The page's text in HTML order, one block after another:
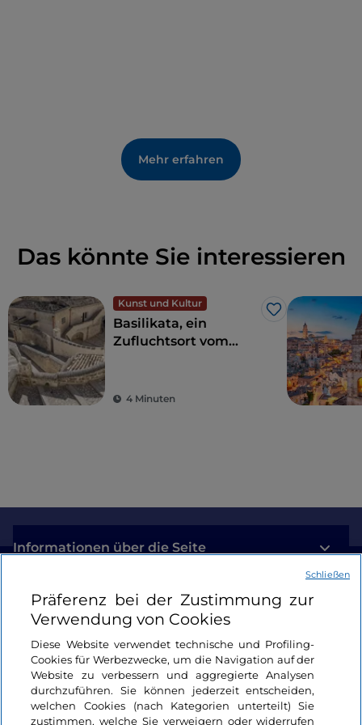
Mehr erfahren
Das könnte Sie interessieren
Kunst und Kultur
Like
Basilikata, ein
Zufluchtsort vom
der Schönheit
4 Minuten
Informationen über die Seite
Nützliche Links
Login
Bleiben wir in Kontakt
Präferenz bei der Zustimmung zur
Verwendung von Cookies
Diese Website verwendet technische und Profiling-
Cookies für Werbezwecke, um die Navigation auf der
Website zu verbessern und aggregierte Analysen
durchzuführen. Sie können jederzeit entscheiden,
welchen Cookies (nach Kategorien unterteilt) Sie
zustimmen, welche Sie verweigern oder widerrufen
Schließen